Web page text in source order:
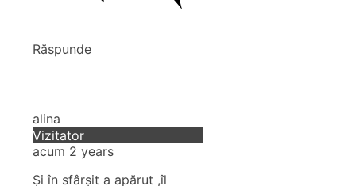
Răspunde
alina
Vizitator
acum 2 years
Și în sfârșit a apărut ,îl